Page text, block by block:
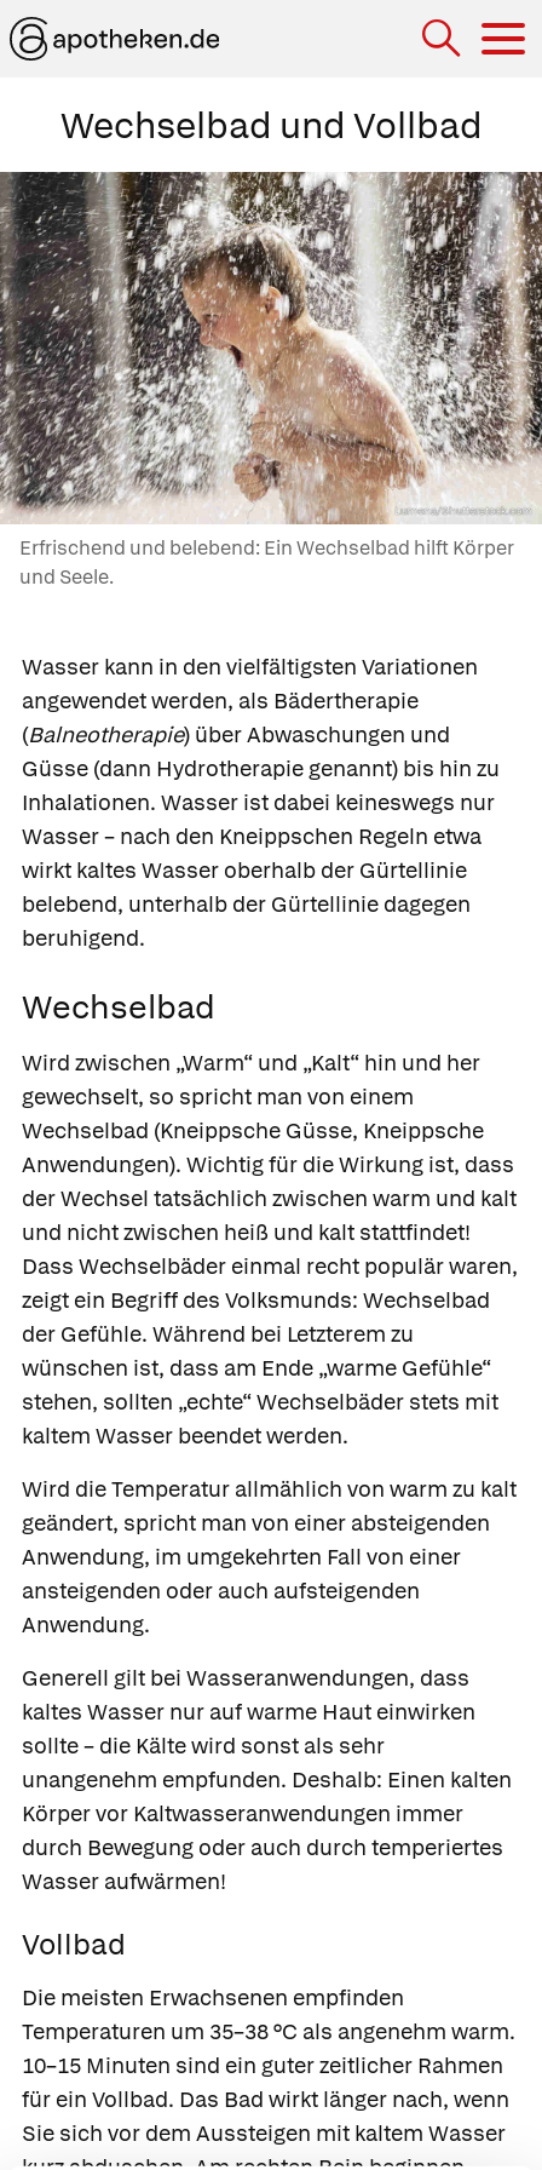
Wechselbad und Vollbad
Lumena/Shutterstock.com
Erfrischend und belebend: Ein Wechselbad hilft Körper
und Seele.
Wasser kann in den vielfältigsten Variationen
angewendet werden, als Bädertherapie
(Balneotherapie) über Abwaschungen und
Güsse (dann Hydrotherapiegenannt) bis hin zu
Inhalationen. Wasser ist dabei keineswegs nur
Wasser – nach den Kneippschen Regeln etwa
wirkt kaltes Wasser oberhalb der Gürtellinie
belebend, unterhalb der Gürtellinie dagegen
beruhigend.
Wechselbad
Wird zwischen „Warm“ und „Kalt“ hin und her
gewechselt, so spricht man von einem
Wechselbad (Kneippsche Güsse, Kneippsche
Anwendungen). Wichtig für die Wirkung ist, dass
der Wechsel tatsächlich zwischen warm und kalt
und nicht zwischen heiß und kalt stattfindet!
Dass Wechselbäder einmal recht populär waren,
zeigt ein Begriff des Volksmunds: Wechselbad
der Gefühle. Während bei Letzterem zu
wünschen ist, dass am Ende „warme Gefühle“
stehen, sollten „echte“ Wechselbäder stets mit
kaltem Wasser beendet werden.
Wird die Temperatur allmählich von warm zu kalt
geändert, spricht man von einer absteigenden
Anwendung, im umgekehrten Fall von einer
ansteigenden oder auch aufsteigenden
Anwendung.
Generell gilt bei Wasseranwendungen, dass
kaltes Wasser nur auf warme Haut einwirken
sollte – die Kälte wird sonst als sehr
unangenehm empfunden. Deshalb: Einen kalten
Körper vor Kaltwasseranwendungen immer
durch Bewegung oder auch durch temperiertes
Wasser aufwärmen!
Vollbad
Die meisten Erwachsenen empfinden
Temperaturen um 35–38 °C als angenehm warm.
10–15 Minuten sind ein guter zeitlicher Rahmen
für ein Vollbad. Das Bad wirkt länger nach, wenn
Sie sich vor dem Aussteigen mit kaltem Wasser